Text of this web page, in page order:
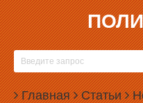
Главная Статьи
13.08.2009, 16:27
РОССИЯ ВСЕ-ТАКИ
Magna, Сбербанк и GM